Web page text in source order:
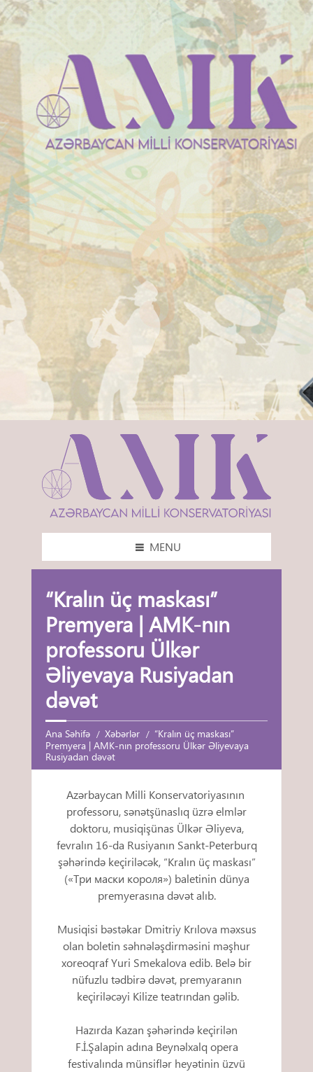
MENU
“Kralın üç maskası”
Premyera | AMK-nın
professoru Ülkər
Əliyevaya Rusiyadan
dəvət
Ana Səhifə Xəbərlər
“Kralın üç maskası”
Premyera | AMK-nın professoru Ülkər Əliyevaya
Rusiyadan dəvət
Azərbaycan Milli Konservatoriyasının
professoru, sənətşünaslıq üzrə elmlər
doktoru, musiqişünas Ülkər Əliyeva,
fevralın 16-da Rusiyanın Sankt-Peterburq
şəhərində keçiriləcək, “Kralın üç maskası”
(«Три маски короля») baletinin dünya
premyerasına dəvət alıb.
Musiqisi bəstəkar Dmitriy Krılova məxsus
olan boletin səhnələşdirməsini məşhur
xoreoqraf Yuri Smekalova edib. Belə bir
nüfuzlu tədbirə dəvət, premyaranın
keçiriləcəyi Kilize teatrından gəlib.
Hazırda Kazan şəhərində keçirilən
F.İ.Şalapin adına Beynəlxalq opera
festivalında münsiflər heyətinin üzvü